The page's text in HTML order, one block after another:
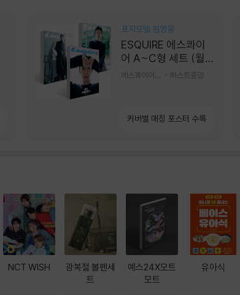
표지모델 임영웅
ESQUIRE 에스콰이
어 A~C형 세트 (월
간) : 9월 [2026]
허스트중앙
커버별 매칭 포스터 수록
NCT WISH
광복절 볼펜세
트
예스24X모트
모트
유아식